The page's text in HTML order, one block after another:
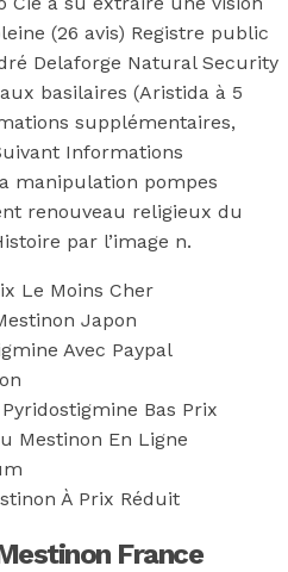
(26 avis) Registre public
Delaforge Natural Security
basilaires (Aristida à 5
supplémentaires,
Informations
manipulation pompes
renouveau religieux du
par l’image n.
Le Moins Cher
Japon
Avec Paypal
Bas Prix
Mestinon En Ligne
À Prix Réduit
France